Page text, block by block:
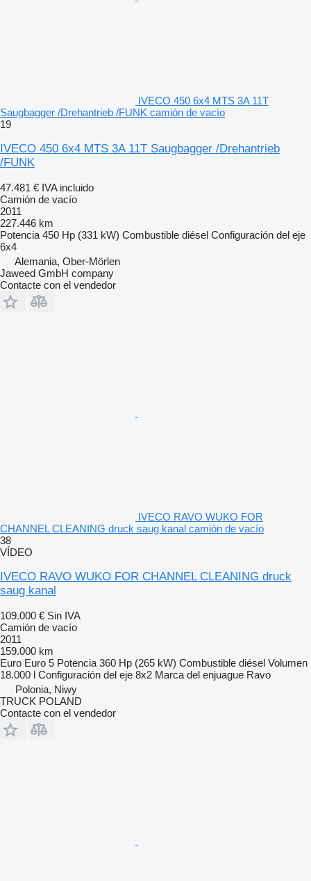
IVECO 450 6x4 MTS 3A 11T
Saugbagger /Drehantrieb /FUNK camión de vacío
19
IVECO 450 6x4 MTS 3A 11T Saugbagger /Drehantrieb
/FUNK
47.481 € IVA incluido
Camión de vacío
2011
227.446 km
Potencia 450 Hp (331 kW) Combustible diésel Configuración del eje
6x4
Alemania, Ober-Mörlen
Jaweed GmbH company
Contacte con el vendedor
IVECO RAVO WUKO FOR
CHANNEL CLEANING druck saug kanal camión de vacío
38
VÍDEO
IVECO RAVO WUKO FOR CHANNEL CLEANING druck
saug kanal
109.000 € Sin IVA
Camión de vacío
2011
159.000 km
Euro Euro 5 Potencia 360 Hp (265 kW) Combustible diésel Volumen
18.000 l Configuración del eje 8x2 Marca del enjuague Ravo
Polonia, Niwy
TRUCK POLAND
Contacte con el vendedor